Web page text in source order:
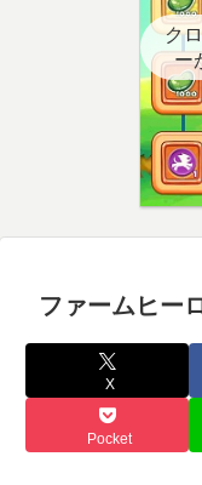
ク
ー
ファームヒー
X
Pocket